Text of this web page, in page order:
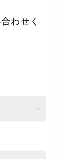
わせく